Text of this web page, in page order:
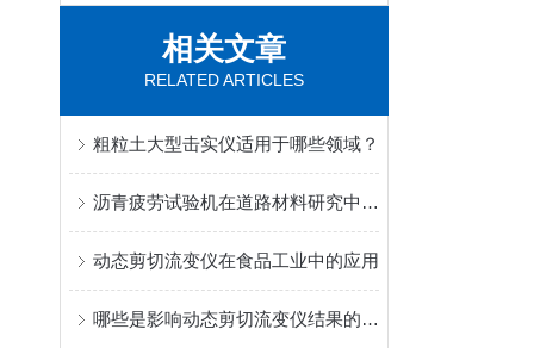
相关文章
RELATED ARTICLES
粗粒土大型击实仪适用于哪些领域？
沥青疲劳试验机在道路材料研究中的重要性与作用
动态剪切流变仪在食品工业中的应用
哪些是影响动态剪切流变仪结果的因素